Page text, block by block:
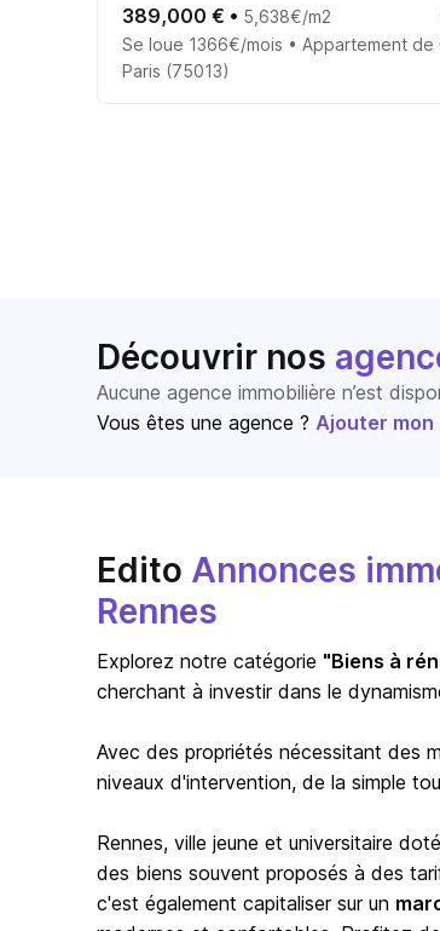
389,000 € • 5,638€/m2
Se loue 1366€/mois • Appartement de
Paris (75013)
Découvrir nos
Aucune agence immobilière n’est
Vous êtes une agence ? Ajouter mon
Edito Annonces
Rennes
Explorez notre catégorie "Biens à
cherchant à investir dans le
Avec des propriétés nécessitant des
niveaux d'intervention, de la simple
Rennes, ville jeune et universitaire
des biens souvent proposés à des
c'est également capitaliser sur un